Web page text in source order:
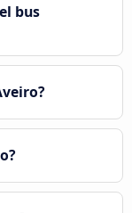
bus